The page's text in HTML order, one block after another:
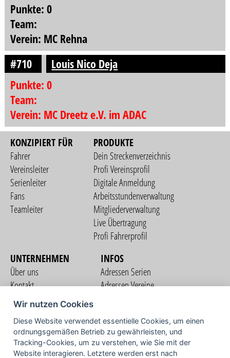
Punkte: 0
Team:
Verein: MC Rehna
#710
Louis Nico Deja
Punkte: 0
Team:
Verein: MC Dreetz e.V. im ADAC
KONZIPIERT FÜR
Fahrer
Vereinsleiter
Serienleiter
Fans
Teamleiter
PRODUKTE
Dein Streckenverzeichnis
Profi Vereinsprofil
Digitale Anmeldung
Arbeitsstundenverwaltung
Mitgliederverwaltung
Live Übertragung
Profi Fahrerprofil
UNTERNEHMEN
Über uns
Kontakt
Nutzungsbedingungen
Datenschutzerklärung
Impressum
INFOS
Adressen Serien
Adressen Vereine
COMMUNITY
Wir nutzen Cookies
Diese Website verwendet essentielle Cookies, um einen
ordnungsgemäßen Betrieb zu gewährleisten, und
Tracking-Cookies, um zu verstehen, wie Sie mit der
Website interagieren. Letztere werden erst nach